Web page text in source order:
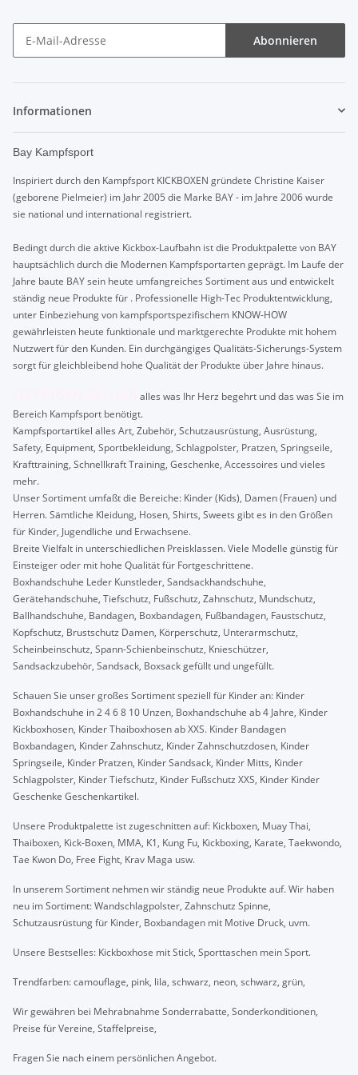
Abonnieren
Informationen
Bay Kampfsport
Inspiriert durch den Kampfsport KICKBOXEN gründete Christine Kaiser
(geborene Pielmeier) im Jahr 2005 die Marke BAY - im Jahre 2006 wurde
sie national und international registriert.
Bedingt durch die aktive Kickbox-Laufbahn ist die Produktpalette von BAY
hauptsächlich durch die Modernen Kampfsportarten geprägt. Im Laufe der
Jahre baute BAY sein heute umfangreiches Sortiment aus und entwickelt
ständig neue Produkte für . Professionelle High-Tec Produktentwicklung,
unter Einbeziehung von kampfsportspezifischem KNOW-HOW
gewährleisten heute funktionale und marktgerechte Produkte mit hohem
Nutzwert für den Kunden. Ein durchgängiges Qualitäts-Sicherungs-System
sorgt für gleichbleibend hohe Qualität der Produkte über Jahre hinaus.
alles was Ihr Herz begehrt und das was Sie im
Bereich Kampfsport benötigt.
Kampfsportartikel alles Art, Zubehör, Schutzausrüstung, Ausrüstung,
Safety, Equipment, Sportbekleidung, Schlagpolster, Pratzen, Springseile,
Krafttraining, Schnellkraft Training, Geschenke, Accessoires und vieles
mehr.
Unser Sortiment umfaßt die Bereiche: Kinder (Kids), Damen (Frauen) und
Herren. Sämtliche Kleidung, Hosen, Shirts, Sweets gibt es in den Größen
für Kinder, Jugendliche und Erwachsene.
Breite Vielfalt in unterschiedlichen Preisklassen. Viele Modelle günstig für
Einsteiger oder mit hohe Qualität für Fortgeschrittene.
Boxhandschuhe Leder Kunstleder, Sandsackhandschuhe,
Gerätehandschuhe, Tiefschutz, Fußschutz, Zahnschutz, Mundschutz,
Ballhandschuhe, Bandagen, Boxbandagen, Fußbandagen, Faustschutz,
Kopfschutz, Brustschutz Damen, Körperschutz, Unterarmschutz,
Scheinbeinschutz, Spann-Schienbeinschutz, Knieschützer,
Sandsackzubehör, Sandsack, Boxsack gefüllt und ungefüllt.
Schauen Sie unser großes Sortiment speziell für Kinder an: Kinder
Boxhandschuhe in 2 4 6 8 10 Unzen, Boxhandschuhe ab 4 Jahre, Kinder
Kickboxhosen, Kinder Thaiboxhosen ab XXS. Kinder Bandagen
Boxbandagen, Kinder Zahnschutz, Kinder Zahnschutzdosen, Kinder
Springseile, Kinder Pratzen, Kinder Sandsack, Kinder Mitts, Kinder
Schlagpolster, Kinder Tiefschutz, Kinder Fußschutz XXS, Kinder Kinder
Geschenke Geschenkartikel.
Unsere Produktpalette ist zugeschnitten auf: Kickboxen, Muay Thai,
Thaiboxen, Kick-Boxen, MMA, K1, Kung Fu, Kickboxing, Karate, Taekwondo,
Tae Kwon Do, Free Fight, Krav Maga usw.
In unserem Sortiment nehmen wir ständig neue Produkte auf. Wir haben
neu im Sortiment: Wandschlagpolster, Zahnschutz Spinne,
Schutzausrüstung für Kinder, Boxbandagen mit Motive Druck, uvm.
Unsere Bestselles: Kickboxhose mit Stick, Sporttaschen mein Sport.
Trendfarben: camouflage, pink, lila, schwarz, neon, schwarz, grün,
Wir gewähren bei Mehrabnahme Sonderrabatte, Sonderkonditionen,
Preise für Vereine, Staffelpreise,
Fragen Sie nach einem persönlichen Angebot.